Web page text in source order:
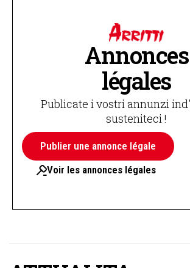
Annonces
légales
Publicate i vostri annunzi
susteniteci !
Publier une annonce légale
Voir les annonces légales